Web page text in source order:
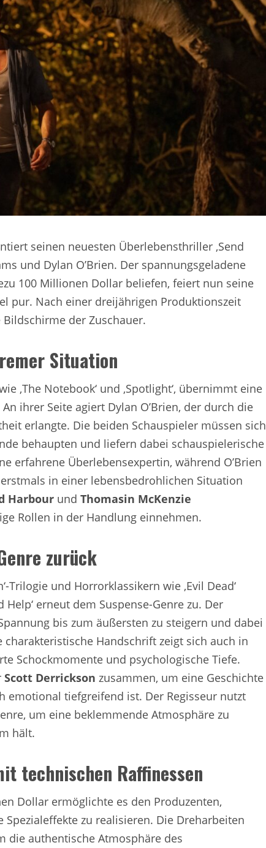
seinen neuesten Überlebensthriller ‚Send
und Dylan O’Brien. Der spannungsgeladene
100 Millionen Dollar beliefen, feiert nun seine
pur. Nach einer dreijährigen Produktionszeit
der Zuschauer.
Situation
‚The Notebook‘ und ‚Spotlight‘, übernimmt eine
ihrer Seite agiert Dylan O’Brien, der durch die
erlangte. Die beiden Schauspieler müssen sich
behaupten und liefern dabei schauspielerische
erfahrene Überlebensexpertin, während O’Brien
in einer lebensbedrohlichen Situation
Harbour und Thomasin McKenzie
Rollen in der Handlung einnehmen.
zurück
Trilogie und Horrorklassikern wie ‚Evil Dead‘
erneut dem Suspense-Genre zu. Der
bis zum äußersten zu steigern und dabei
Handschrift zeigt sich auch in
Schockmomente und psychologische Tiefe.
Scott Derrickson zusammen, um eine Geschichte
emotional tiefgreifend ist. Der Regisseur nutzt
um eine beklemmende Atmosphäre zu
hält.
technischen Raffinessen
Dollar ermöglichte es den Produzenten,
zu realisieren. Die Dreharbeiten
die authentische Atmosphäre des